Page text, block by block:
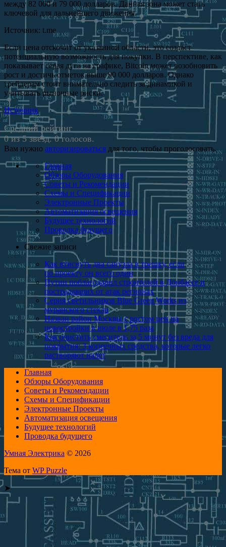
между 82 000 и 79 000 долларов. Данная зона может стать
ключевой для дальнейшего движения.
Источник: t.me
Если цена отскочит от указанной области, это создаст
потенциальную возможность для покупки. В перспективе, как
показывает серая дуга на графике, Bitcoin может возобновить
рост и достичь отметок выше 90 000 долларов. Однако
трейдерам стоит внимательно следить за динамикой и
учитывать рыночные риски.
Источник
Средний рейтинг
0 из 5 звезд. 0 голосов.
Вам нужно авторизироваться для того, чтобы проголосовать.
Главная
Обзоры Оборудования
Советы и Рекомендации
Схемы и Спецификации
Электронные Проекты
Автоматизация освещения
Будущее технологий
Проводка будущего
Свежие записи
Как втиснуть два санузла в трешку, если
по проекту он всего один
Путин поблагодарил строителей в Донбассе и
пострадавших от атак регионах
Серия светильников Blue Green Works из
муранского стекла
Назван район Москвы с ростом цен на
новостройки в июле в 1,75 раза
Как очистить смеситель за 5 минут без вреда для
покрытия: 3 копеечных средства, которые легко
растворяют налет
Главная
Обзоры Оборудования
Советы и Рекомендации
Схемы и Спецификации
Электронные Проекты
Автоматизация освещения
Будущее технологий
Проводка будущего
Умная Электрика © 2026
Тема от WP Puzzle
➤